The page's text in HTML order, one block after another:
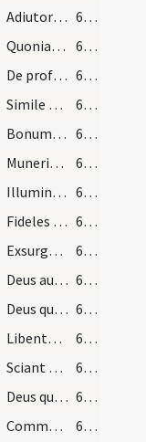
Adiutor in opportunitatibus
62 (20v)
Quoniam non in finem
62 (20v)
De profundis clamavi
62 (20v)
Simile est regnum caelorum homini patrifamilias
62 (20v)
Bonum est confiteri Domino
63 (21r)
Muneribus nostris quaesumus Domine precibusque susceptis
63 (21r)
Illumina faciem tuam
63 (21r)
Fideles tui Deus per tua dona firmentur
63 (21r)
Exsurge quare obdormis
63 (21r)
Deus auribus nostris audivimus
63 (21r)
Deus qui conspicis quia ex nulla nostra actione confidimus
63 (21r)
Libenter suffertis insipientes
63 (21r)
Sciant gentes
64 (21v)
Deus quis similis erit tibi
64 (21v)
Commovisti Domine 64 (21v)